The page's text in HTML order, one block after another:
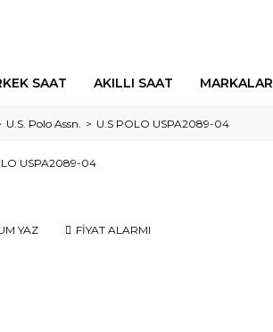
SAAT AKILLI SAAT MARKALAR
U.S. Polo Assn. U.S POLO USPA2089-04
YAZ FİYAT ALARMI